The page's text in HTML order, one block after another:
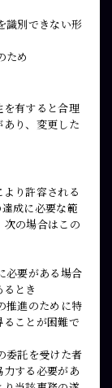
識別できない形
ため
を有すると合理
り、変更した
り許容される
成に必要な範
次の場合はこの
必要がある場合
とき
推進のために特
ことが困難で
委託を受けた者
する必要があ